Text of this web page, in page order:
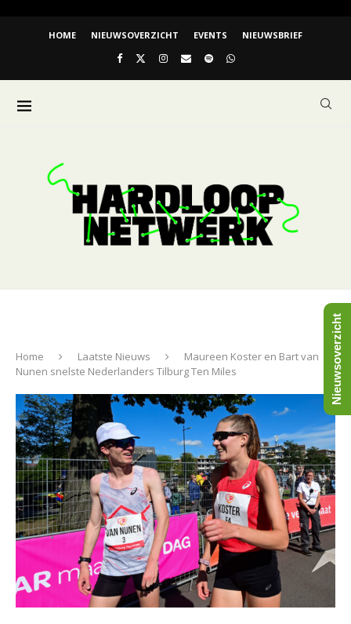
HOME NIEUWSOVERZICHT EVENTS NIEUWSBRIEF
Home Laatste Nieuws
Maureen Koster en Bart van
Nunen snelste Nederlanders Tilburg Ten Miles
Nieuwsoverzicht